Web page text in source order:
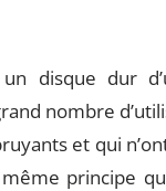
disque dur
nombre
et qui
principe